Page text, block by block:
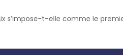
s’impose-t-elle comme le